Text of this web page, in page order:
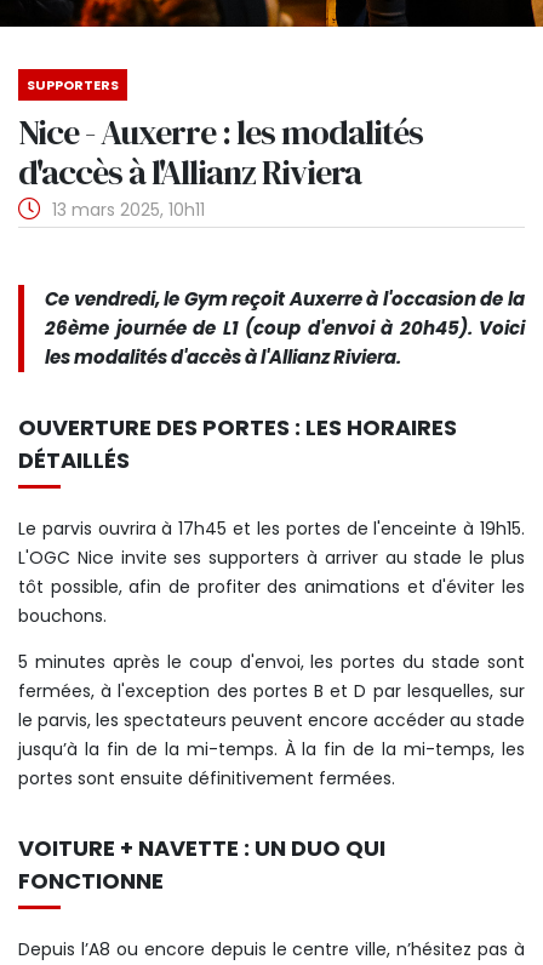
SUPPORTERS
Nice - Auxerre : les modalités
d'accès à l'Allianz Riviera
13 mars 2025, 10h11
Ce vendredi, le Gym reçoit Auxerre à l'occasion de la
26ème journée de L1 (coup d'envoi à 20h45). Voici
les modalités d'accès à l'Allianz Riviera.
OUVERTURE DES PORTES : LES HORAIRES
DÉTAILLÉS
Le parvis ouvrira à 17h45 et les portes de l'enceinte à 19h15.
L'OGC Nice invite ses supporters à arriver au stade le plus
tôt possible, afin de profiter des animations et d'éviter les
bouchons.
5 minutes après le coup d'envoi, les portes du stade sont
fermées, à l'exception des portes B et D par lesquelles, sur
le parvis, les spectateurs peuvent encore accéder au stade
jusqu’à la fin de la mi-temps. À la fin de la mi-temps, les
portes sont ensuite définitivement fermées.
VOITURE + NAVETTE : UN DUO QUI
FONCTIONNE
Depuis l’A8 ou encore depuis le centre ville, n’hésitez pas à